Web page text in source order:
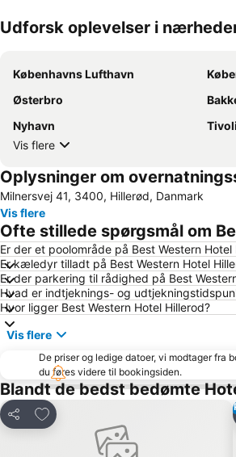
Udforsk oplevelser i
Københavns Lufthavn
Østerbro
Nyhavn
Tivoli
Vis flere
Oplysninger om
Milnersvej 41, 3400, Hillerød, Danmark
Vis flere
Ofte stillede spørgsmål om
Er der et poolområde på Best Western Hotel
Er kæledyr tilladt på Best Western Hotel
Er der parkering til rådighed på Best
Hvad er indtjeknings- og
Hvor ligger Best Western Hotel Hillerod?
Vis flere
De priser og ledige datoer, vi modtager fra
du føres videre til bookingsiden.
Blandt de bedst bedømte
Del
Føj til favoritter